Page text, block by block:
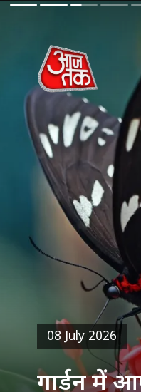
गार्डन में
08 July 2026